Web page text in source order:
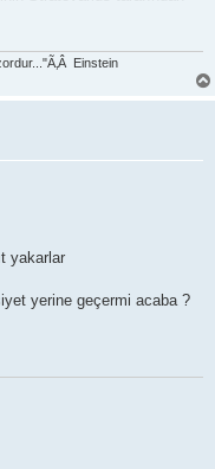
Einstein
yakarlar
yerine geçermi acaba ?